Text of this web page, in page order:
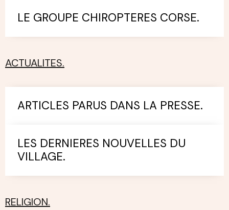
LE GROUPE CHIROPTERES CORSE.
ACTUALITES.
ARTICLES PARUS DANS LA PRESSE.
LES DERNIERES NOUVELLES DU
VILLAGE.
RELIGION.